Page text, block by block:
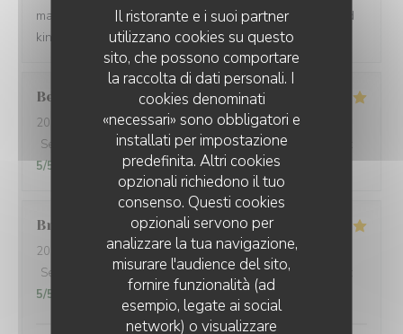
Il ristorante e i suoi partner
utilizzano cookies su questo
sito, che possono comportare
la raccolta di dati personali. I
cookies denominati
«necessari» sono obbligatori e
installati per impostazione
predefinita. Altri cookies
opzionali richiedono il tuo
consenso. Questi cookies
opzionali servono per
analizzare la tua navigazione,
misurare l'audience del sito,
fornire funzionalità (ad
esempio, legate ai social
network) o visualizzare
many people have a chance to try their soulful food and
kindness. Gracias de parte de los argentinos :)
Berta
2026-08-01 - 21:00 - Ospiti 2
Servizio
Atmosfera: 5/5 Cucina: 5/5 Qualità / Prezzo
5/5
Brian
2026-07-24
- 19:00 - Ospiti 1
Servizio
Atmosfera :5/5 Cucina 5/5 Qualità / Prezzo
5/5